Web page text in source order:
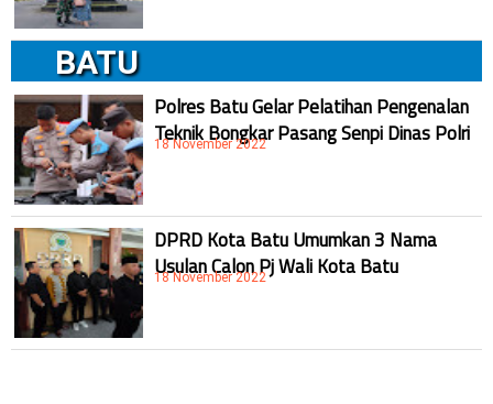
BATU
Polres Batu Gelar Pelatihan Pengenalan
Teknik Bongkar Pasang Senpi Dinas Polri
18 November 2022
DPRD Kota Batu Umumkan 3 Nama
Usulan Calon Pj Wali Kota Batu
18 November 2022